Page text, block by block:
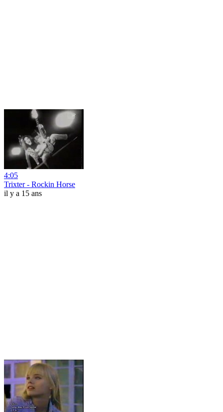
4:05
Trixter - Rockin Horse
il y a 15 ans